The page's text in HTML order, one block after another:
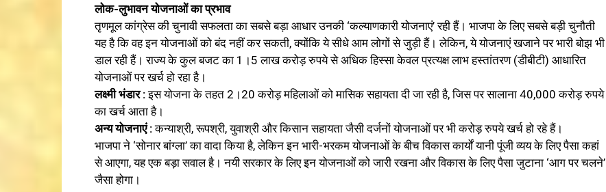
लोक-लुभावन योजनाओं का प्रभाव
तृणमूल कांग्रेस की चुनावी सफलता का सबसे बड़ा आधार उनकी ‘कल्याणकारी योजनाएं’ रही हैं। भाजपा के लिए सबसे बड़ी चुनौती
यह है कि वह इन योजनाओं को बंद नहीं कर सकती, क्योंकि ये सीधे आम लोगों से जुड़ी हैं। लेकिन, ये योजनाएं खजाने पर भारी बोझ भी
डाल रही हैं। राज्य के कुल बजट का 1।5 लाख करोड़ रुपये से अधिक हिस्सा केवल प्रत्यक्ष लाभ हस्तांतरण (डीबीटी) आधारित
योजनाओं पर खर्च हो रहा है।
लक्ष्मी भंडार :इस योजना के तहत 2।20 करोड़ महिलाओं को मासिक सहायता दी जा रही है, जिस पर सालाना 40,000 करोड़ रुपये
का खर्च आता है।
अन्य योजनाएं :कन्याश्री, रूपश्री, युवाश्री और किसान सहायता जैसी दर्जनों योजनाओं पर भी करोड़ रुपये खर्च हो रहे हैं।
भाजपा ने ‘सोनार बांग्ला’ का वादा किया है, लेकिन इन भारी-भरकम योजनाओं के बीच विकास कार्यों यानी पूंजी व्यय के लिए पैसा कहां
से आएगा, यह एक बड़ा सवाल है। नयी सरकार के लिए इन योजनाओं को जारी रखना और विकास के लिए पैसा जुटाना ‘आग पर चलने’
जैसा होगा।